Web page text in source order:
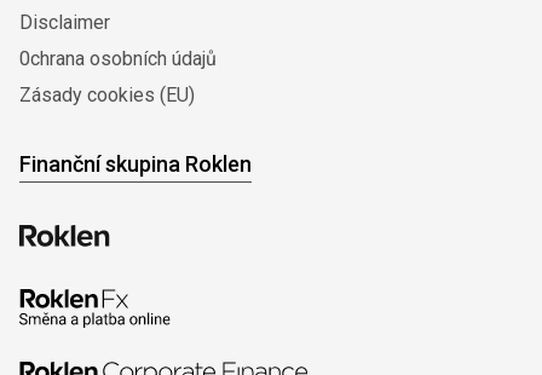
Disclaimer
0chrana osobních údajů
Zásady cookies (EU)
Finanční skupina Roklen